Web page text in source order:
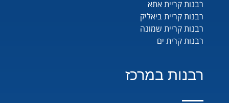
רבנות קריית אתא
רבנות קריית ביאליק
רבנות קריית שמונה
רבנות קרית ים
רבנות במרכז